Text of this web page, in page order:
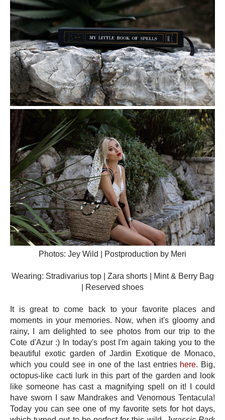
Photos: Jey Wild | Postproduction by Meri
Wearing: Stradivarius top | Zara shorts | Mint & Berry Bag
| Reserved shoes
It is great to come back to your favorite places and
moments in your memories. Now, when it's gloomy and
rainy, I am delighted to see photos from our trip to the
Cote d'Azur :) In today's post I'm again taking you to the
beautiful exotic garden of Jardin Exotique de Monaco,
which you could see in one of the last entries here. Big,
octopus-like cacti lurk in this part of the garden and look
like someone has cast a magnifying spell on it! I could
have sworn I saw Mandrakes and Venomous Tentacula!
Today you can see one of my favorite sets for hot days,